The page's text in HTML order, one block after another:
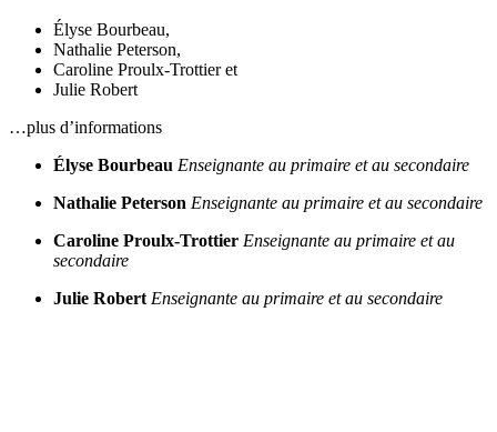
Élyse Bourbeau,
Nathalie Peterson,
Caroline Proulx-Trottieret
Julie Robert
…plus d’informations
Élyse Bourbeau Enseignante au primaire et au secondaire
Nathalie Peterson Enseignante au primaire et au secondaire
Caroline Proulx-Trottier Enseignante au primaire et au
secondaire
Julie Robert Enseignante au primaire et au secondaire